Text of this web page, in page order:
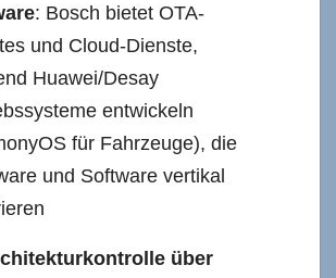
: Bosch bietet OTA-
und Cloud-Dienste,
Huawei/Desay
entwickeln
für Fahrzeuge), die
und Software vertikal
über